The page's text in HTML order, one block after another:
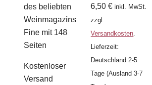
des beliebten
Weinmagazins
Fine mit 148
Seiten
Kostenloser
Versand
6,50€ inkl. MwSt.
zzgl.
Versandkosten
Lieferzeit:
Deutschland 2-5
Tage (Ausland 3-7